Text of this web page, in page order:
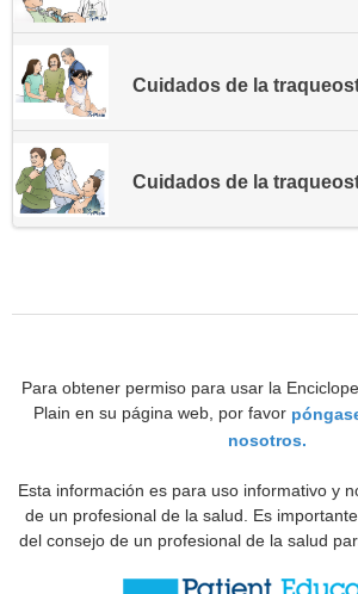
Para obtener permiso para usar la
Plain en su página web, por favor
nosotros.
Esta información es para uso informativo y
de un profesional de la salud. Es
del consejo de un profesional de la salud